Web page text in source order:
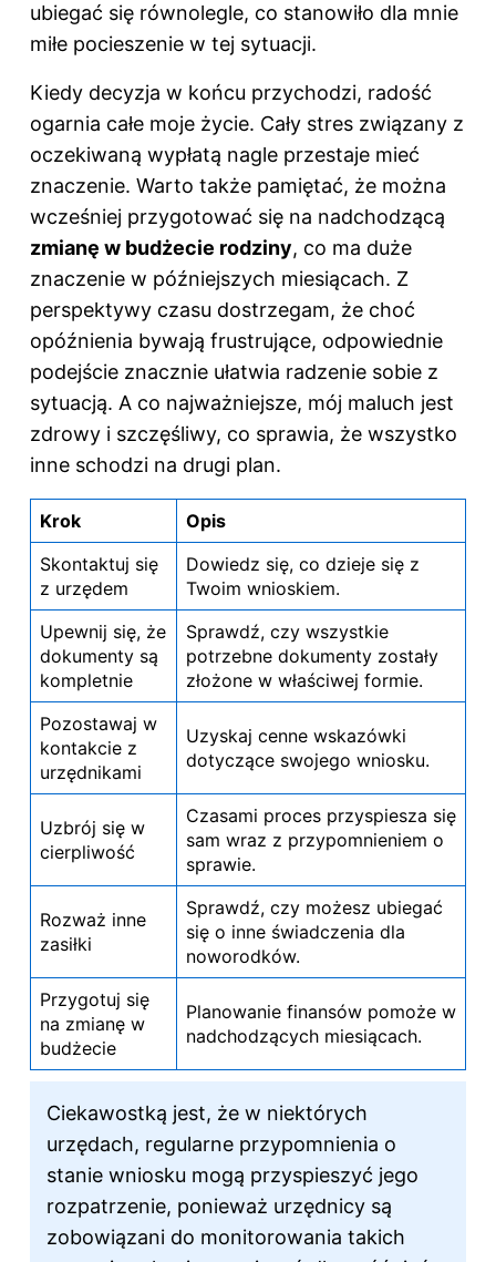
ubiegać się równolegle, co stanowiło dla mnie
miłe pocieszenie w tej sytuacji.
Kiedy decyzja w końcu przychodzi, radość
ogarnia całe moje życie. Cały stres związany z
oczekiwaną wypłatą nagle przestaje mieć
znaczenie. Warto także pamiętać, że można
wcześniej przygotować się na nadchodzącą
zmianę w budżecie rodziny, co ma duże
znaczenie w późniejszych miesiącach. Z
perspektywy czasu dostrzegam, że choć
opóźnienia bywają frustrujące, odpowiednie
podejście znacznie ułatwia radzenie sobie z
sytuacją. A co najważniejsze, mój maluch jest
zdrowy i szczęśliwy, co sprawia, że wszystko
inne schodzi na drugi plan.
Krok
Opis
Skontaktuj się
z urzędem
Dowiedz się, co dzieje się z
Twoim wnioskiem.
Upewnij się, że
dokumenty są
kompletnie
Sprawdź, czy wszystkie
potrzebne dokumenty zostały
złożone w właściwej formie.
Pozostawaj w
kontakcie z
urzędnikami
Uzyskaj cenne wskazówki
dotyczące swojego wniosku.
Uzbrój się w
cierpliwość
Czasami proces przyspiesza się
sam wraz z przypomnieniem o
sprawie.
Rozważ inne
zasiłki
Sprawdź, czy możesz ubiegać
się o inne świadczenia dla
noworodków.
Przygotuj się
na zmianę w
budżecie
Planowanie finansów pomoże w
nadchodzących miesiącach.
Ciekawostką jest, że w niektórych
urzędach, regularne przypomnienia o
stanie wniosku mogą przyspieszyć jego
rozpatrzenie, ponieważ urzędnicy są
zobowiązani do monitorowania takich